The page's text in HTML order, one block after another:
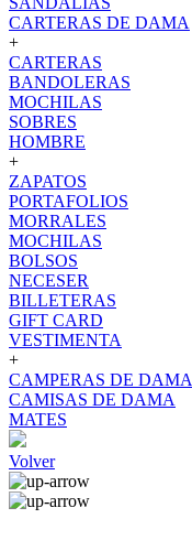
CARTERAS DE DAMA
+
CARTERAS
BANDOLERAS
MOCHILAS
SOBRES
HOMBRE
+
ZAPATOS
PORTAFOLIOS
MORRALES
MOCHILAS
BOLSOS
NECESER
BILLETERAS
GIFT CARD
VESTIMENTA
+
CAMPERAS DE DAMA
CAMISAS DE DAMA
MATES
Volver